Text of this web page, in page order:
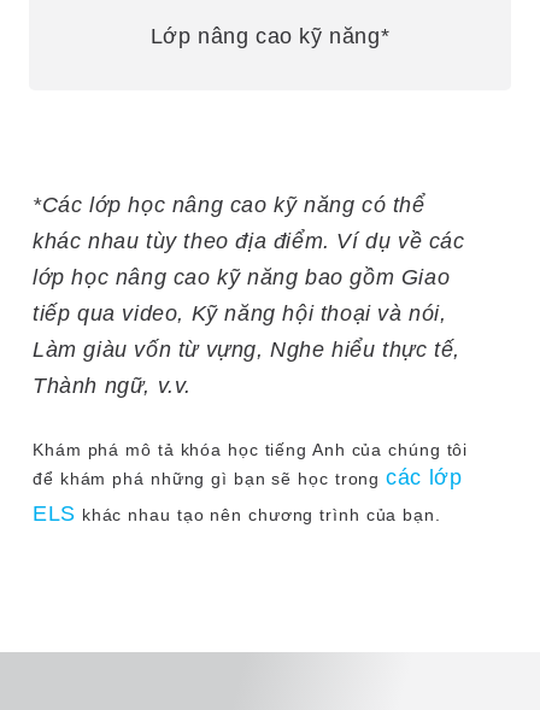
Lớp nâng cao kỹ năng*
*Các lớp học nâng cao kỹ năng có thể
khác nhau tùy theo địa điểm. Ví dụ về các
lớp học nâng cao kỹ năng bao gồm Giao
tiếp qua video, Kỹ năng hội thoại và nói,
Làm giàu vốn từ vựng, Nghe hiểu thực tế,
Thành ngữ, v.v.
Khám phá mô tả khóa học tiếng Anh của chúng tôi
để khám phá những gì bạn sẽ học trongcác lớp
ELS khác nhau tạo nên chương trình của bạn.